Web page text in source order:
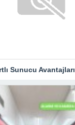
Sunucu Avantajları